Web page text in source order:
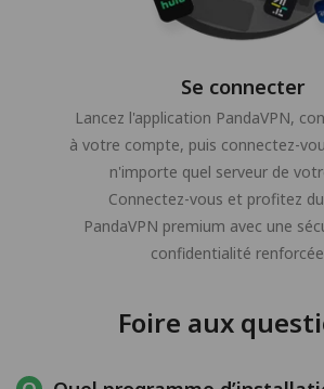
Se connecter
Lancez l'application PandaVPN,
à votre compte, puis connectez-
n'importe quel serveur de
Connectez-vous et profitez
PandaVPN premium avec une
confidentialité
Foire aux